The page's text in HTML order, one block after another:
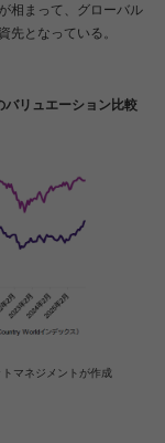
相まって、グローバル
先となっている。
バリュエーション比較
マネジメントが作成